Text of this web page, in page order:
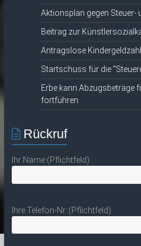
Aktionsplan gegen Steuer-
Beitrag zur
Antragslose
Startschuss für die
Erbe kann Abzugsbeträge
fortführen
Rückruf
Ihr Name (Pflichtfeld)
Ihre Telefon-Nr.:(Pflichtfeld)